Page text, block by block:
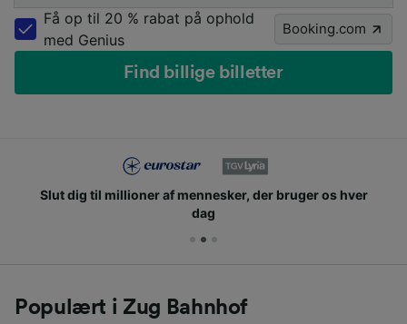
Få op til 20 % rabat på ophold
med Genius
Booking.com
Find billige billetter
Slut dig til millioner af mennesker, der bruger os hver
dag
Populært i Zug Bahnhof